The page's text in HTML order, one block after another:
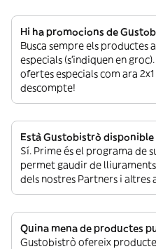
Hi ha promocions de
Busca sempre els productes
especials (s’indiquen en
ofertes especials com ara
descompte!
Està Gustobistrò disponible
Sí. Prime és el programa de
permet gaudir de lliuraments
dels nostres Partners i altres
Quina mena de productes
Gustobistrò ofereix